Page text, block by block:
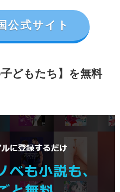
公式サイト
どもたち 】を無料